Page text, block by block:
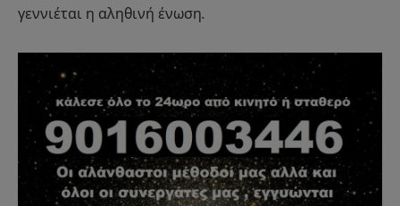
γεννιέται η αληθινή ένωση.